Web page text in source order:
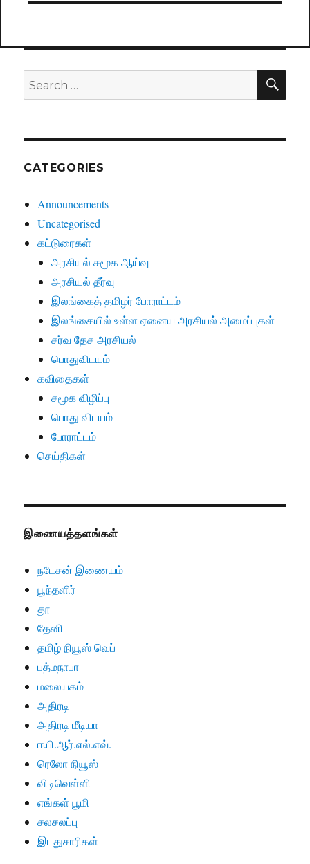
Search
for:
CATEGORIES
Announcements
Uncategorised
கட்டுரைகள்
அரசியல் சமூக ஆய்வு
அரசியல் தீர்வு
இலங்கைத் தமிழர் போராட்டம்
இலங்கையில் உள்ள ஏனைய அரசியல் அமைப்புகள்
சர்வ தேச அரசியல்
பொதுவிடயம்
கவிதைகள்
சமூக விழிப்பு
பொது விடயம்
போராட்டம்
செய்திகள்
இணையத்தளங்கள்
நடேசன் இணையம்
பூந்தளிர்
தூ
தேனி
தமிழ் நியூஸ் வெப்
பத்மநாபா
மலையகம்
அதிரடி
அதிரடி மீடியா
ஈ.பி.ஆர்.எல்.எவ்.
ரெலோ நியூஸ்
விடிவெள்ளி
எங்கள் பூமி
சலசலப்பு
இடதுசாரிகள்